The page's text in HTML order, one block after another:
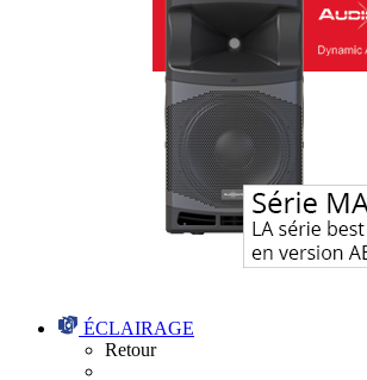
ÉCLAIRAGE
Retour